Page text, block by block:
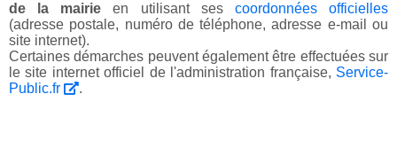
de la mairie en utilisant ses coordonnées officielles
(adresse postale, numéro de téléphone, adresse e-mail ou
site internet).
Certaines démarches peuvent également être effectuées sur
le site internet officiel de l'administration française, Service-
Public.fr
.